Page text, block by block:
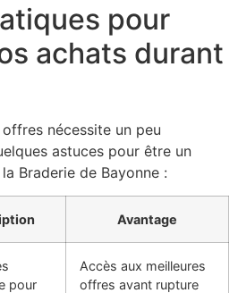
pour
achats durant
nécessite un peu
astuces pour être un
Braderie de Bayonne :
Avantage
pour
Accès aux meilleures
offres avant rupture